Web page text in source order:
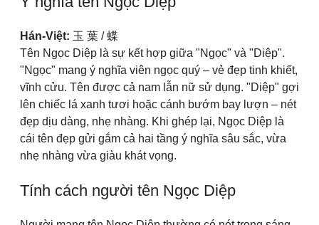
Hán-Việt: 玉 葉 / 蝶
Tên Ngọc Diệp là sự kết hợp giữa "Ngọc" và "Diệp".
"Ngọc" mang ý nghĩa viên ngọc quý – vẻ đẹp tinh khiết,
vĩnh cửu. Tên được cả nam lẫn nữ sử dụng. "Diệp" gợi
lên chiếc lá xanh tươi hoặc cánh bướm bay lượn – nét
đẹp dịu dàng, nhẹ nhàng. Khi ghép lại, Ngọc Diệp là
cái tên đẹp gửi gắm cả hai tầng ý nghĩa sâu sắc, vừa
nhẹ nhàng vừa giàu khát vọng.
Tính cách người tên Ngọc Diệp